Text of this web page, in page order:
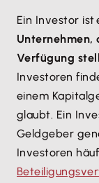
Ein Investor ist
Unternehmen,
Verfügung
Investoren
einem
glaubt. Ein
Geldgeber
Investoren